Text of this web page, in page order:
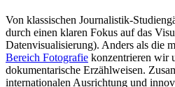
Von klassischen Journalistik-
durch einen klaren Fokus auf das
Datenvisualisierung). Anders als die
Bereich Fotografie konzentrieren wir
dokumentarische Erzählweisen.
internationalen Ausrichtung und